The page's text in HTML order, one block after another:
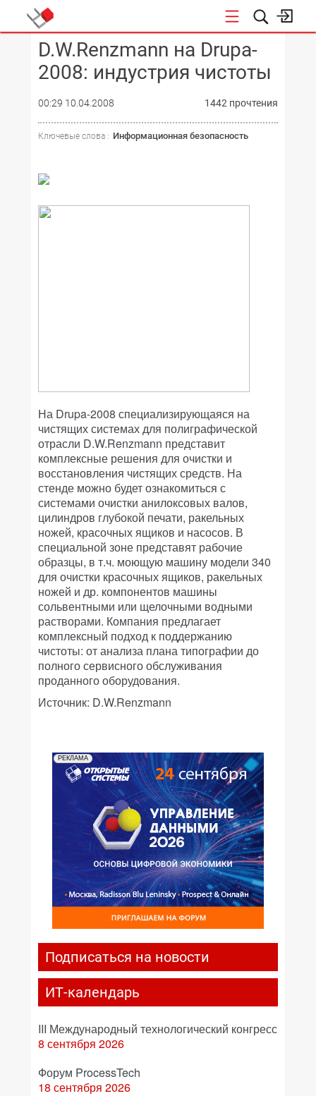
КОНФЕРЕНЦИИ
D.W.Renzmann на Drupa-
2008: индустрия чистоты
00:29 10.04.2008 1442 прочтения
Ключевые слова : Информационная безопасность
На Drupa-2008 специализирующаяся на
чистящих системах для полиграфической
отрасли D.W.Renzmann представит
комплексные решения для очистки и
восстановления чистящих средств. На
стенде можно будет ознакомиться с
системами очистки анилоксовых валов,
цилиндров глубокой печати, ракельных
ножей, красочных ящиков и насосов. В
специальной зоне представят рабочие
образцы, в т.ч. моющую машину модели 340
для очистки красочных ящиков, ракельных
ножей и др. компонентов машины
сольвентными или щелочными водными
растворами. Компания предлагает
комплексный подход к поддержанию
чистоты: от анализа плана типографии до
полного сервисного обслуживания
проданного оборудования.
Источник: D.W.Renzmann
РЕКЛАМА
Подписаться на новости
ИТ-календарь
III Международный технологический конгресс
8 сентября 2026
Форум ProcessTech
18 сентября 2026